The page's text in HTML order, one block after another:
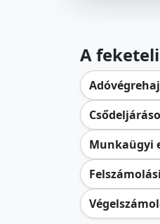
A
Munkaügyi